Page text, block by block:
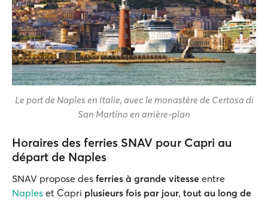
Le port de Naples en Italie, avec le monastère de Certosa di
San Martino en arrière-plan
Horaires des ferries SNAV pour Capri au
départ de Naples
SNAV propose des ferries à grande vitesse entre
Naples et Capri plusieurs fois par jour, tout au long de